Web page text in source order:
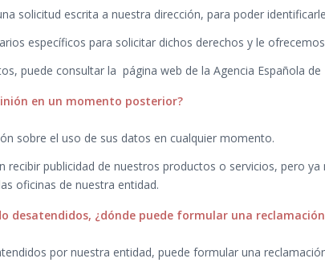
solicitud escrita a nuestra dirección, para poder
específicos para solicitar dichos derechos y le
puede consultar la página web de la Agencia Española
en un momento posterior?
sobre el uso de sus datos en cualquier momento.
publicidad de nuestros productos o servicios, pero
oficinas de nuestra entidad.
desatendidos, ¿dónde puede formular una
por nuestra entidad, puede formular una